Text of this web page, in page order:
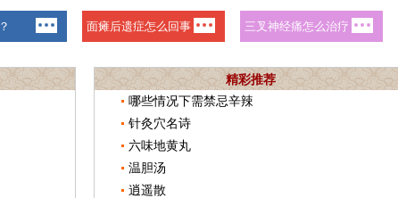
精彩推荐
哪些情况下需禁忌辛辣
针灸穴名诗
六味地黄丸
温胆汤
逍遥散